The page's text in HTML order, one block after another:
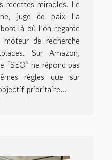
recettes miracles. Le
juge de paix La
là où l’on regarde
de recherche
Sur Amazon,
“SEO” ne répond pas
règles que sur
prioritaire...